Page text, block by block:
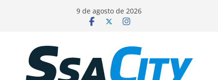
conteúdo
9 de agosto de 2026